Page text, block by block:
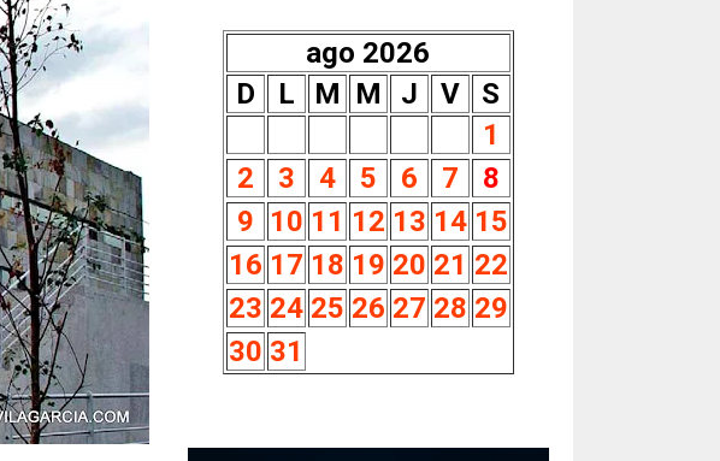
ago 2026
D
L M M J V
S
1
2
3 4 5 6 7
8
9 10 11 12 13 14 15
16 17 18 19 20 21 22
23 24 25 26 27 28 29
30 31